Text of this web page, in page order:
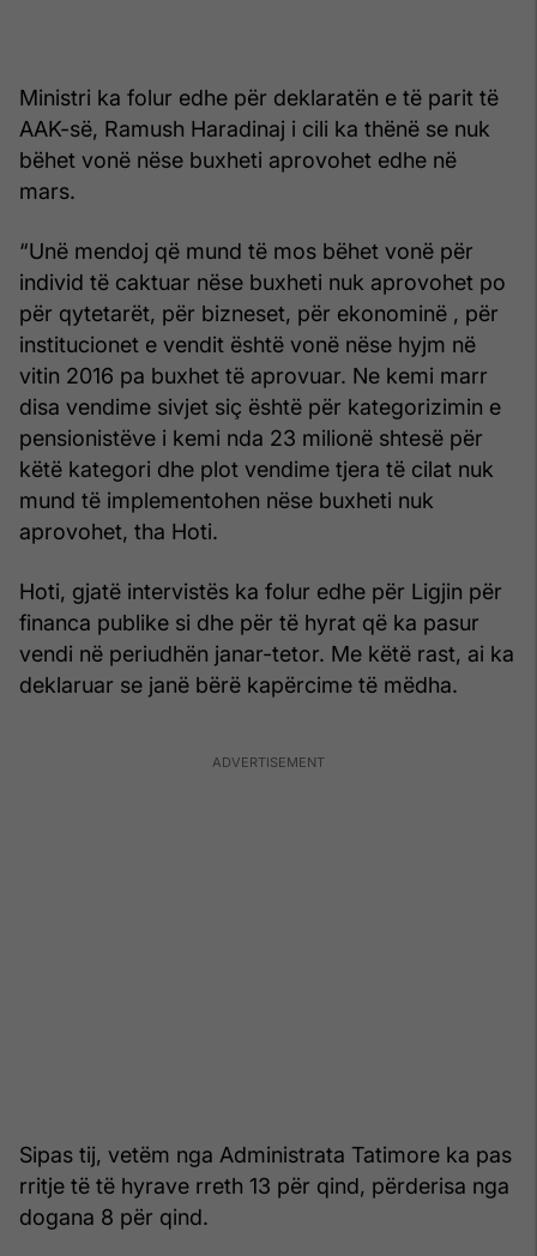
Ministri ka folur edhe për deklaratën e të parit të
AAK-së, Ramush Haradinaj i cili ka thënë se nuk
bëhet vonë nëse buxheti aprovohet edhe në
mars.
“Unë mendoj që mund të mos bëhet vonë për
individ të caktuar nëse buxheti nuk aprovohet po
për qytetarët, për bizneset, për ekonominë , për
institucionet e vendit është vonë nëse hyjm në
vitin 2016 pa buxhet të aprovuar. Ne kemi marr
disa vendime sivjet siç është për kategorizimin e
pensionistëve i kemi nda 23 milionë shtesë për
këtë kategori dhe plot vendime tjera të cilat nuk
mund të implementohen nëse buxheti nuk
aprovohet, tha Hoti.
Hoti, gjatë intervistës ka folur edhe për Ligjin për
financa publike si dhe për të hyrat që ka pasur
vendi në periudhën janar-tetor. Me këtë rast, ai ka
deklaruar se janë bërë kapërcime të mëdha.
Sipas tij, vetëm nga Administrata Tatimore ka pas
rritje të të hyrave rreth 13 për qind, përderisa nga
dogana 8 për qind.